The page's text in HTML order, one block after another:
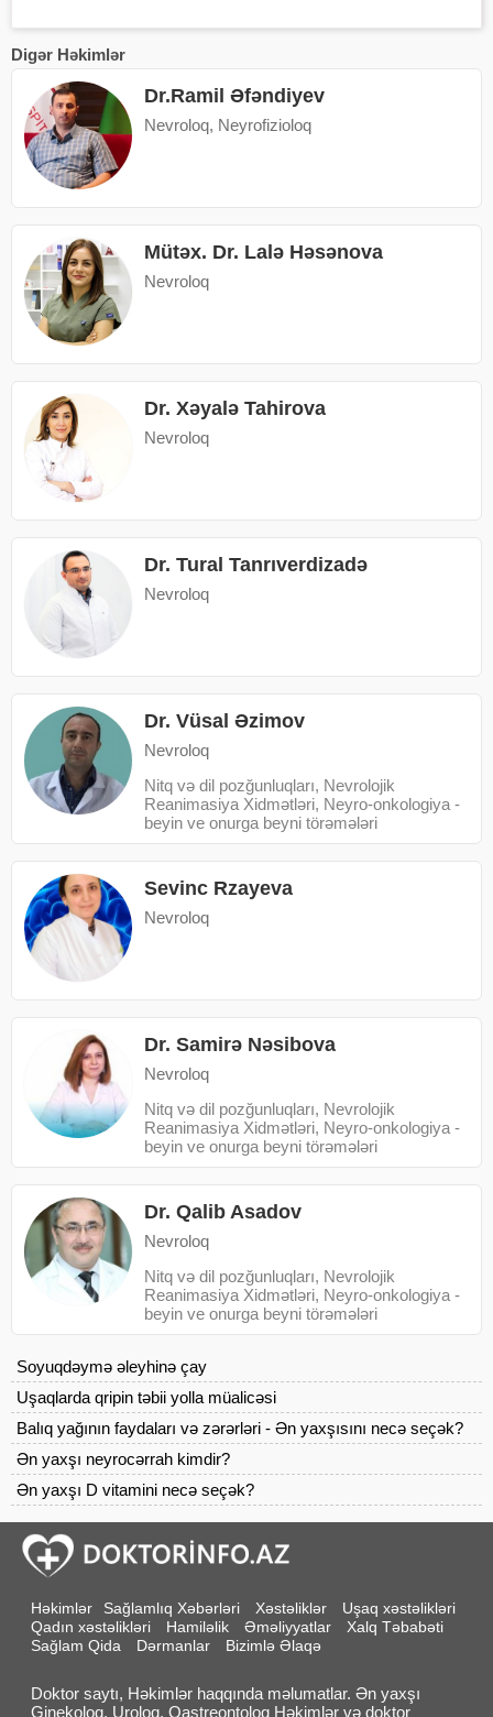
Digər Həkimlər
Dr.Ramil Əfəndiyev
Nevroloq, Neyrofizioloq
Mütəx. Dr. Lalə Həsənova
Nevroloq
Dr. Xəyalə Tahirova
Nevroloq
Dr. Tural Tanrıverdizadə
Nevroloq
Dr. Vüsal Əzimov
Nevroloq
Nitq və dil pozğunluqları, Nevrolojik
Reanimasiya Xidmətləri, Neyro-onkologiya -
beyin ve onurga beyni törəmələri
Sevinc Rzayeva
Nevroloq
Dr. Samirə Nəsibova
Nevroloq
Nitq və dil pozğunluqları, Nevrolojik
Reanimasiya Xidmətləri, Neyro-onkologiya -
beyin ve onurga beyni törəmələri
Dr. Qalib Asadov
Nevroloq
Nitq və dil pozğunluqları, Nevrolojik
Reanimasiya Xidmətləri, Neyro-onkologiya -
beyin ve onurga beyni törəmələri
Soyuqdəymə əleyhinə çay
Uşaqlarda qripin təbii yolla müalicəsi
Balıq yağının faydaları və zərərləri - Ən yaxşısını necə seçək?
Ən yaxşı neyrocərrah kimdir?
Ən yaxşı D vitamini necə seçək?
Həkimlər Sağlamlıq Xəbərləri Xəstəliklər
Uşaq xəstəlikləri
Qadın xəstəlikləri
Hamiləlik Əməliyyatlar
Xalq Təbabəti
Sağlam Qida
Dərmanlar Bizimlə Əlaqə
Doktor saytı, Həkimlər haqqında məlumatlar. Ən yaxşı
Ginekoloq, Uroloq, Qastreontoloq Həkimlər və doktor